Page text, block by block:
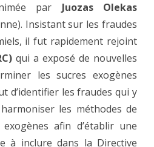
par Juozas Olekas
Insistant sur les fraudes
il fut rapidement rejoint
qui a exposé de nouvelles
les sucres exogènes
d’identifier les fraudes qui y
les méthodes de
afin d’établir une
à inclure dans la Directive